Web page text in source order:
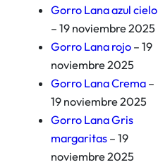
Gorro Lana azul cielo
– 19 noviembre 2025
Gorro Lana rojo – 19
noviembre 2025
Gorro Lana Crema –
19 noviembre 2025
Gorro Lana Gris
margaritas – 19
noviembre 2025